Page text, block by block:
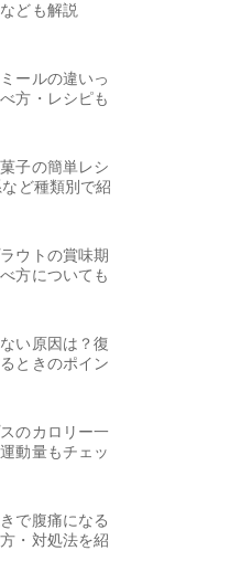
ども解説
ールの違いっ
方・レシピも
子の簡単レシ
ど種類別で紹
ウトの賞味期
方についても
い原因は？復
ときのポイン
のカロリー一
動量もチェッ
で腹痛になる
・対処法を紹